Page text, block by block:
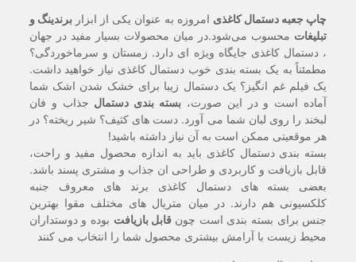
چاپ جعبه دستمال کاغذی امروزه به عنوان یکی از ابزاربرندینگ و
تبلیغات محسوب می‌شود.در میان محصولات بسیار مفید در جهان
، دستمال کاغذی جایگاه ویژه ای دارد. زمستان و سرماخوردگی؟
مطمئناً به یک بسته بندی خوب دستمال کاغذی نیاز خواهید داشت.
یک فیلم غم انگیز؟ یک دستمال زیبا برای خشک شدن اشک شما
آماده است و در این صورت، بسته بندی دستمال جذاب و فان
لبخند را روی لبان شما می آورد. دست های کثیف؟ شیر ریخته؟ در
هر موقعیتی ممکن است به آن نیاز داشته باشید!
بسته بندی دستمال کاغذی باید به اندازه محصول مفید و راحت،
قابل بازیافت و کاربردی و طراحی ان جذاب و مشتری پسند باشد.
بعضی بسته های دستمال کاغذی برند های معروف جنبه
کلکسیونی هم دارند. در میان متریال های مختلف مقوا بهترین
جنس برای بسته بندی است چون قابل بازیافت بوده و دوستداران
محیط زیست با آرامش بیشتری محصول شما را انتخاب می کنند